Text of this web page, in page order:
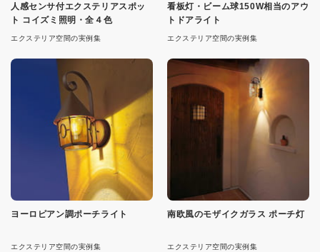
人感センサ付エクステリアスポッ
ト コイズミ照明・全４色
エクステリア空間の実例集
看板灯・ビーム球150W相当のアウ
トドアライト
エクステリア空間の実例集
ヨーロピアン調ポーチライト
エクステリア空間の実例集
南欧風のモザイクガラス ポーチ灯
エクステリア空間の実例集